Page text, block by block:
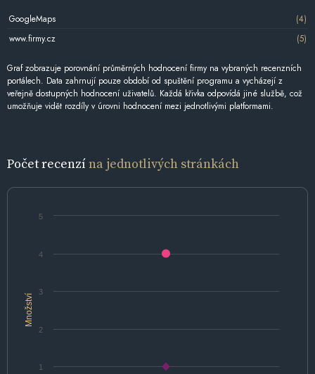
GoogleMaps
(4)
www.firmy.cz
(5)
Graf zobrazuje porovnání průměrných hodnocení firmy na vybraných recenzních
portálech. Data zahrnují pouze období od spuštění programu a vycházejí z
veřejně dostupných hodnocení uživatelů. Každá křivka odpovídá jiné službě, což
umožňuje vidět rozdíly v úrovni hodnocení mezi jednotlivými platformami.
Počet recenzína jednotlivých stránkách
Množství
1
2
3
4
5